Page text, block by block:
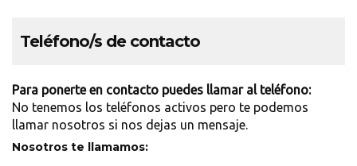
Teléfono/s de contacto
Para ponerte en contacto puedes llamar al teléfono:
No tenemos los teléfonos activos pero te podemos
llamar nosotros si nos dejas un mensaje.
Nosotros te llamamos: